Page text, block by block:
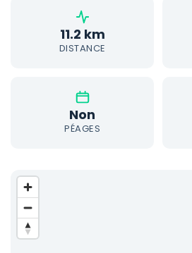
11.2 km
DISTANCE
Non
PÉAGES